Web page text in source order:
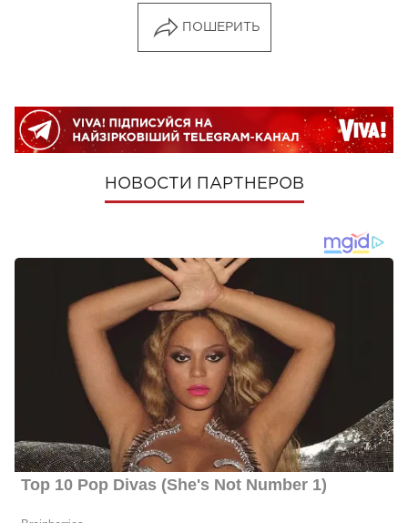
ПОШЕРИТЬ
НОВОСТИ ПАРТНЕРОВ